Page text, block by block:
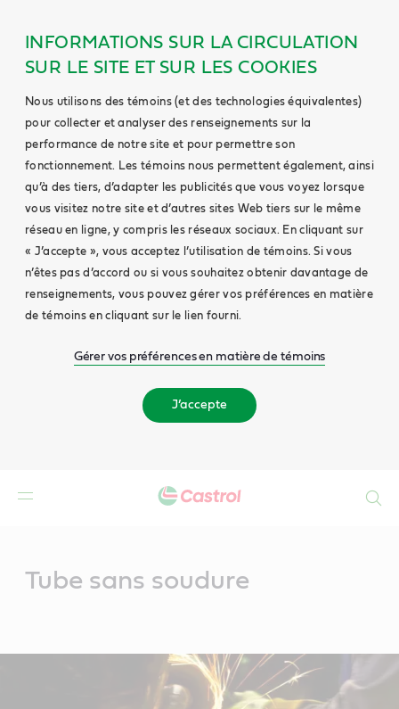
INFORMATIONS SUR LA CIRCULATION
SUR LE SITE ET SUR LES COOKIES
Nous utilisons des témoins (et des technologies équivalentes)
pour collecter et analyser des renseignements sur la
performance de notre site et pour permettre son
fonctionnement. Les témoins nous permettent également, ainsi
qu’à des tiers, d’adapter les publicités que vous voyez lorsque
vous visitez notre site et d’autres sites Web tiers sur le même
réseau en ligne, y compris les réseaux sociaux. En cliquant sur
« J’accepte », vous acceptez l’utilisation de témoins. Si vous
n’êtes pas d’accord ou si vous souhaitez obtenir davantage de
renseignements, vous pouvez gérer vos préférences en matière
de témoins en cliquant sur le lien fourni.
Gérer vos préférences en matière de témoins
J’accepte
Tube sans soudure